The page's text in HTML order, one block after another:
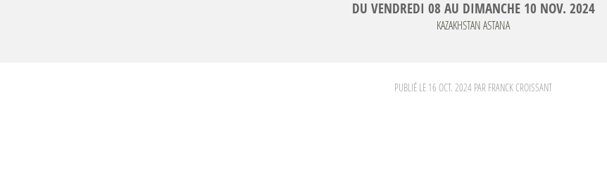
DU VENDREDI 08 AU DIMANCHE 10 NOV. 2024
KAZAKHSTANASTANA
PUBLIÉ LE 16 OCT. 2024 PAR FRANCK CROISSANT